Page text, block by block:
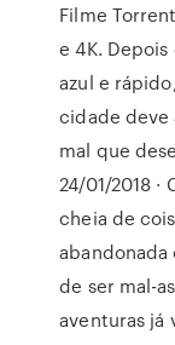
Filme
e 4K.
azul e
cidade deve
mal que
24/01/2018 ·
cheia de
abandonada
de ser mal-
aventuras já